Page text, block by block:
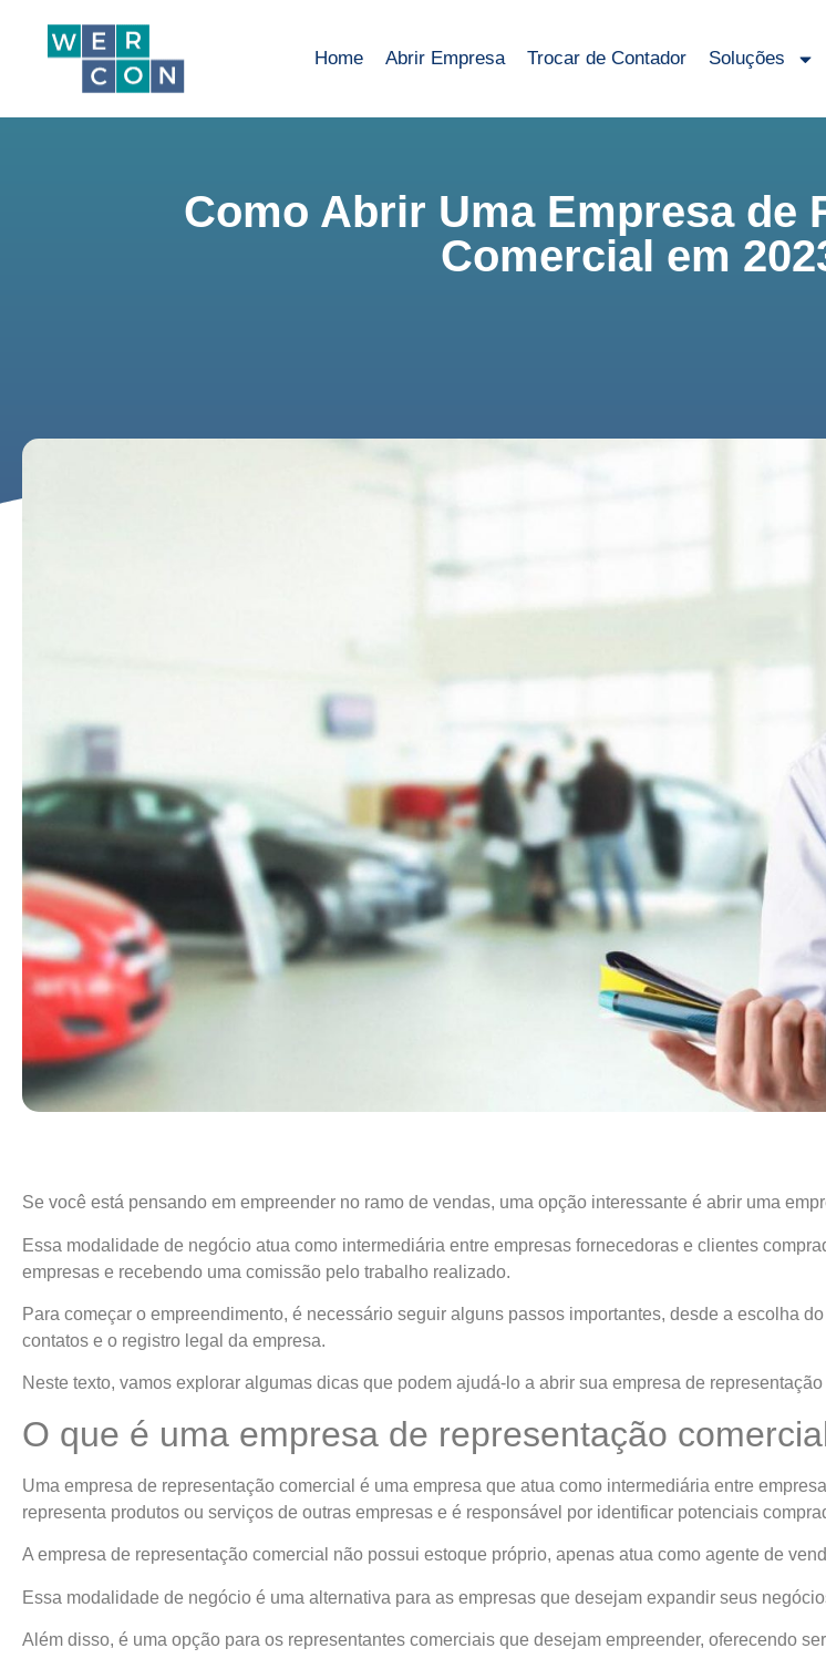
Home Abrir Empresa Trocar de Contador Soluções
Como Abrir Uma Empresa de
Comercial em
Se você está pensando em empreender no ramo de vendas, uma opção interessante é abrir uma
Essa modalidade de negócio atua como intermediária entre empresas fornecedoras e clientes
empresas e recebendo uma comissão pelo trabalho realizado.
Para começar o empreendimento, é necessário seguir alguns passos importantes, desde a escolha
contatos e o registro legal da empresa.
Neste texto, vamos explorar algumas dicas que podem ajudá-lo a abrir sua empresa de
O que é uma empresa de representação
Uma empresa de representação comercial é uma empresa que atua como intermediária entre
representa produtos ou serviços de outras empresas e é responsável por identificar potenciais
A empresa de representação comercial não possui estoque próprio, apenas atua como agente de
Essa modalidade de negócio é uma alternativa para as empresas que desejam expandir seus
Além disso, é uma opção para os representantes comerciais que desejam empreender, oferecendo